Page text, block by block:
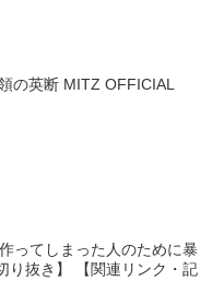
の英断 MITZ OFFICIAL
ってしまった人のために暴
り抜き】 【関連リンク・記